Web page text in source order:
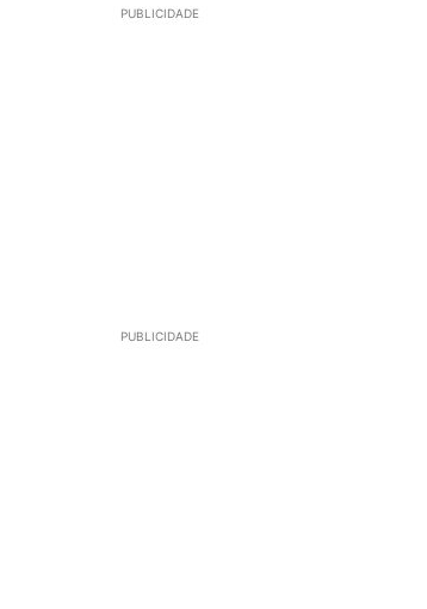
PUBLICIDADE
PUBLICIDADE